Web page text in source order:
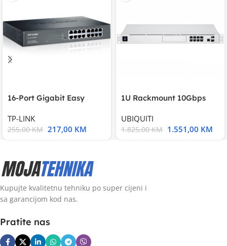
16-Port Gigabit Easy
TP-LINK
255,00KM 217,00 KM
1U Rackmount 10Gbps
UBIQUITI
1.825,00KM 1.551,00 KM
Kupujte kvalitetnu tehniku po super cijeni i
sa garancijom kod nas.
Pratite nas